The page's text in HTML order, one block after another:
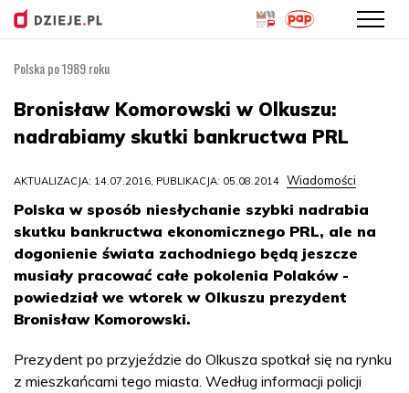
treści
Polska po 1989 roku
Bronisław Komorowski w Olkuszu:
nadrabiamy skutki bankructwa PRL
AKTUALIZACJA: 14.07.2016, PUBLIKACJA: 05.08.2014 Wiadomości
Polska w sposób niesłychanie szybki nadrabia
skutku bankructwa ekonomicznego PRL, ale na
dogonienie świata zachodniego będą jeszcze
musiały pracować całe pokolenia Polaków -
powiedział we wtorek w Olkuszu prezydent
Bronisław Komorowski.
Prezydent po przyjeździe do Olkusza spotkał się na rynku
z mieszkańcami tego miasta. Według informacji policji